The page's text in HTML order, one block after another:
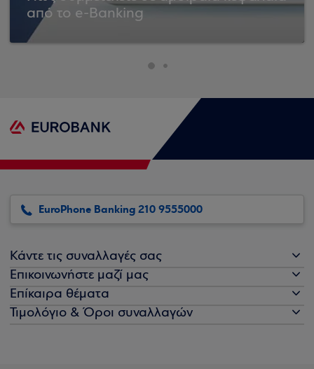
από το e-Banking
EuroPhone Banking 210 9555000
Κάντε τις συναλλαγές σας
Επικοινωνήστε μαζί μας
Επίκαιρα θέματα
Τιμολόγιο & Όροι συναλλαγών